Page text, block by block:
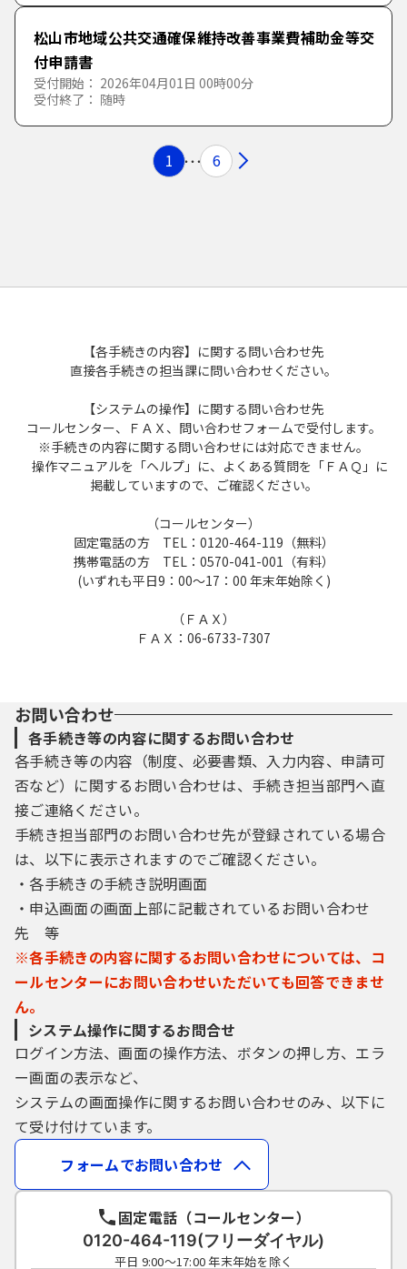
松山市地域公共交通確保維持改善事業費補助金等交
付申請書
受付開始： 2026年04月01日 00時00分
受付終了： 随時
1 6
【各手続きの内容】に関する問い合わせ先
直接各手続きの担当課に問い合わせください。
【システムの操作】に関する問い合わせ先
コールセンター、ＦＡＸ、問い合わせフォームで受付します。
※手続きの内容に関する問い合わせには対応できません。
操作マニュアルを「ヘルプ」に、よくある質問を「ＦＡＱ」に
掲載していますので、ご確認ください。
（コールセンター）
固定電話の方 TEL：0120-464-119（無料）
携帯電話の方 TEL：0570-041-001（有料）
(いずれも平日9：00～17：00 年末年始除く)
（ＦＡＸ）
ＦＡＸ：06-6733-7307
お問い合わせ
各手続き等の内容に関するお問い合わせ
各手続き等の内容（制度、必要書類、入力内容、申請可
否など）に関するお問い合わせは、手続き担当部門へ直
接ご連絡ください。
手続き担当部門のお問い合わせ先が登録されている場合
は、以下に表示されますのでご確認ください。
・各手続きの手続き説明画面
・申込画面の画面上部に記載されているお問い合わせ
先 等
※各手続きの内容に関するお問い合わせについては、コ
ールセンターにお問い合わせいただいても回答できませ
ん。
システム操作に関するお問合せ
ログイン方法、画面の操作方法、ボタンの押し方、エラ
ー画面の表示など、
システムの画面操作に関するお問い合わせのみ、以下に
て受け付けています。
フォームでお問い合わせ
固定電話（コールセンター）
0120-464-119(フリーダイヤル)
平日 9:00～17:00 年末年始を除く